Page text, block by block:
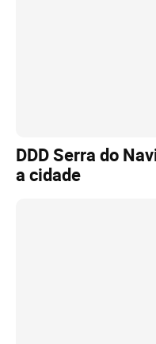
DDD Serra do
a cidade